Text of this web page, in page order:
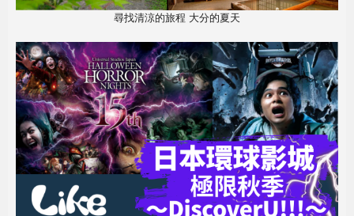
尋找清涼的旅程 大分的夏天